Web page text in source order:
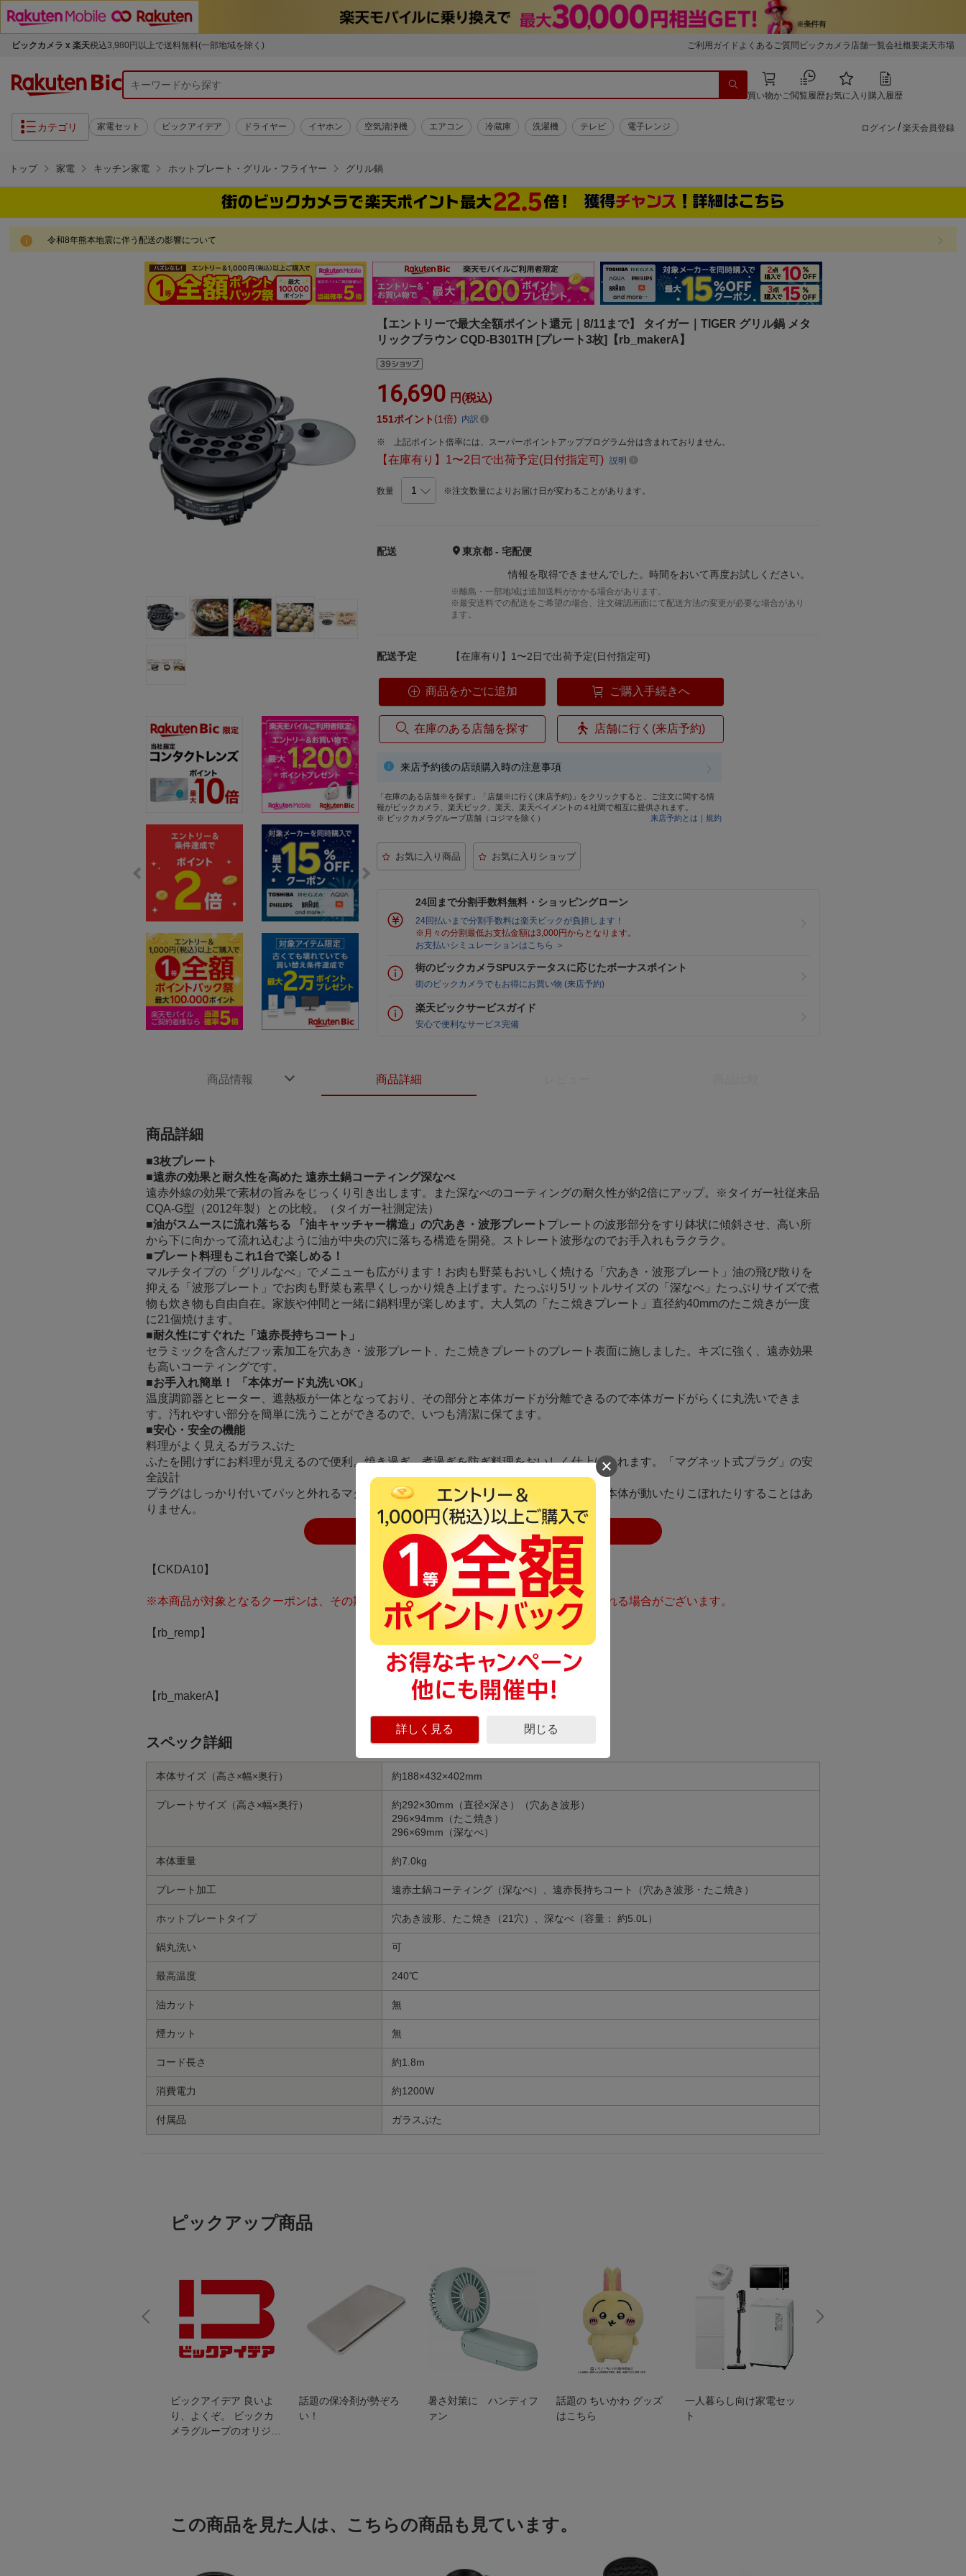
ビックカメラ x 楽天税込3,980円以上で送料無料(一部地域を除く) ご利用ガイド よくあるご質問 ビックカメラ店舗一覧会社概要楽天市場
買い物かご閲覧履歴お気に入り 購入履歴
カテゴリ 家電セット ビックアイデア ドライヤー イヤホン 空気清浄機 エアコン 冷蔵庫 洗濯機 テレビ 電子レンジ ログイン / 楽天会員登録
トップ 家電 キッチン家電 ホットプレート・グリル・フライヤー グリル鍋
令和8年熊本地震に伴う配送の影響について
【エントリーで最大全額ポイント還元｜8/11まで】 タイガー｜TIGER グリル鍋 メタ
リックブラウン CQD-B301TH [プレート3枚]【rb_makerA】
16,690 円(税込)
151ポイント 1倍 内訳
上記ポイント倍率には、スーパーポイントアッププログラム分は含まれておりません。
【在庫有り】1〜2日で出荷予定(日付指定可)説明
数量 ※注文数量によりお届け日が変わることがあります。
配送
東京都 - 宅配便
情報を取得できませんでした。時間をおいて再度お試しください。
※離島・一部地域は追加送料がかかる場合があります。
※最安送料での配送をご希望の場合、注文確認画面にて配送方法の変更が必要な場合があり
ます。
配送予定 【在庫有り】1〜2日で出荷予定(日付指定可)
商品をかごに追加 ご購入手続きへ
在庫のある店舗を探す 店舗に行く(来店予約)
来店予約後の店頭購入時の注意事項
「在庫のある店舗※を探す」「店舗※に行く(来店予約)」をクリックすると、ご注文に関する情
報がビックカメラ、楽天ビック、楽天、楽天ペイメントの４社間で相互に提供されます。
※ ビックカメラグループ店舗（コジマを除く）
来店予約とは ｜ 規約
24回まで分割手数料無料・ショッピングローン
24回払いまで分割手数料は楽天ビックが負担します！
※月々の分割最低お支払金額は3,000円からとなります。
お支払いシミュレーションはこちら ＞
街のビックカメラSPUステータスに応じたボーナスポイント
街のビックカメラでもお得にお買い物 (来店予約)
楽天ビックサービスガイド
安心で便利なサービス完備
商品情報 商品詳細
詳しく見る 閉じる
商品詳細
■3枚プレート
■遠赤の効果と耐久性を高めた 遠赤土鍋コーティング深なべ
遠赤外線の効果で素材の旨みをじっくり引き出します。また深なべのコーティングの耐久性が約2倍にアップ。※タイガー社従来品
CQA-G型（2012年製）との比較。（タイガー社測定法）
■油がスムースに流れ落ちる 「油キャッチャー構造」の穴あき・波形プレート プレートの波形部分をすり鉢状に傾斜させ、高い所
から下に向かって流れ込むように油が中央の穴に落ちる構造を開発。ストレート波形なのでお手入れもラクラク。
■プレート料理もこれ1台で楽しめる！
マルチタイプの「グリルなべ」でメニューも広がります！お肉も野菜もおいしく焼ける「穴あき・波形プレート」油の飛び散りを
抑える「波形プレート」でお肉も野菜も素早くしっかり焼き上げます。たっぷり5リットルサイズの「深なべ」たっぷりサイズで煮
物も炊き物も自由自在。家族や仲間と一緒に鍋料理が楽しめます。大人気の「たこ焼きプレート」直径約40mmのたこ焼きが一度
に21個焼けます。
■耐久性にすぐれた「遠赤長持ちコート」
セラミックを含んだフッ素加工を穴あき・波形プレート、たこ焼きプレートのプレート表面に施しました。キズに強く、遠赤効果
も高いコーティングです。
■お手入れ簡単！ 「本体ガード丸洗いOK」
温度調節器とヒーター、遮熱板が一体となっており、その部分と本体ガードが分離できるので本体ガードがらくに丸洗いできま
す。汚れやすい部分を簡単に洗うことができるので、いつも清潔に保てます。
■安心・安全の機能
料理がよく見えるガラスぶた
ふたを開けずにお料理が見えるので便利。焼き過ぎ、煮過ぎを防ぎ料理をおいしく仕上げられます。「マグネット式プラグ」の安
全設計
プラグはしっかり付いてパッと外れるマグネット式。万が一電源コードを引っ掛けても、本体が動いたりこぼれたりすることはあ
りません。
【CKDA10】
※本商品が対象となるクーポンは、その期間終了後、同一内容でのクーポンが継続発行される場合がございます。
【rb_remp】
【rb_makerA】
スペック詳細
本体サイズ（高さ×幅×奥行） 約188×432×402mm
プレートサイズ（高さ×幅×奥行）
約292×30mm（直径×深さ）（穴あき波形）
296×94mm（たこ焼き）
296×69mm（深なべ）
本体重量 約7.0kg
プレート加工 遠赤土鍋コーティング（深なべ）、遠赤長持ちコート（穴あき波形・たこ焼き）
ホットプレートタイプ 穴あき波形、たこ焼き（21穴）、深なべ（容量： 約5.0L）
鍋丸洗い 可
最高温度 240℃
油カット 無
煙カット 無
コード長さ 約1.8m
消費電力 約1200W
付属品 ガラスぶた
ピックアップ商品
ビックアイデア 良いよ
り、よくぞ。 ビックカ
メラグループのオリジナ
話題の保冷剤が勢ぞろ
い！
暑さ対策に ハンディフ
ァン
話題の ちいかわ グッズ
はこちら
一人暮らし向け家電セッ
ト
この商品を見た人は、こちらの商品も見ています。